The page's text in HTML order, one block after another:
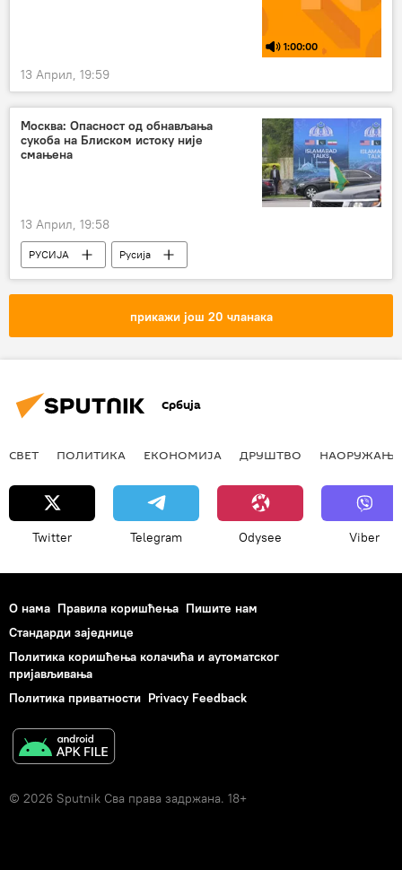
1:00:00
13 Април, 19:59
Москва: Опасност од обнављања
сукоба на Блиском истоку није
смањена
13 Април, 19:58
РУСИЈА
Русија
Сукоб на Блиском истоку
Дмитриј Песков
прикажи још 20 чланака
Србија
СВЕТ ПОЛИТИКА ЕКОНОМИЈА ДРУШТВО НАОРУЖАЊЕ
Twitter Telegram Odysee Viber
О нама Правила коришћења Пишите нам
Стандарди заједнице
Политика коришћења колачића и аутоматског
пријављивања
Политика приватности Privacy Feedback
© 2026 Sputnik Сва права задржана. 18+